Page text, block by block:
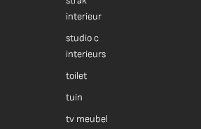
interieur
studio c
interieurs
toilet
tuin
tv meubel